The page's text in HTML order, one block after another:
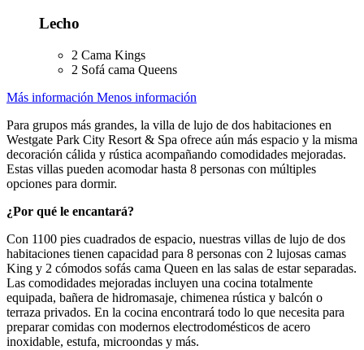
Lecho
2 Cama Kings
2 Sofá cama Queens
Más información Menos información
Para grupos más grandes, la villa de lujo de dos habitaciones en
Westgate Park City Resort & Spa ofrece aún más espacio y la misma
decoración cálida y rústica acompañando comodidades mejoradas.
Estas villas pueden acomodar hasta 8 personas con múltiples
opciones para dormir.
¿Por qué le encantará?
Con 1100 pies cuadrados de espacio, nuestras villas de lujo de dos
habitaciones tienen capacidad para 8 personas con 2 lujosas camas
King y 2 cómodos sofás cama Queen en las salas de estar separadas.
Las comodidades mejoradas incluyen una cocina totalmente
equipada, bañera de hidromasaje, chimenea rústica y balcón o
terraza privados. En la cocina encontrará todo lo que necesita para
preparar comidas con modernos electrodomésticos de acero
inoxidable, estufa, microondas y más.